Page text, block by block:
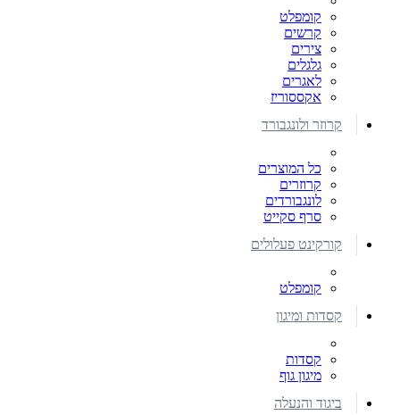
קומפלט
קרשים
צירים
גלגלים
לאגרים
אקססוריז
קרוזר ולונגבורד
כל המוצרים
קרוזרים
לונגבורדים
סרף סקייט
קורקינט פעלולים
קומפלט
קסדות ומיגון
קסדות
מיגון גוף
ביגוד והנעלה